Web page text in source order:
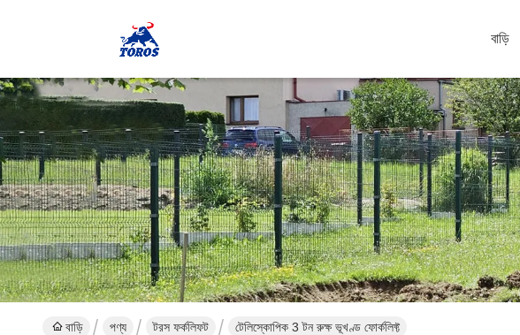
বাড়ি
বাড়ি পণ্য টরস ফর্কলিফট টেলিস্কোপিক 3 টন রুক্ষ ভূখণ্ড ফোর্কলিফ্ট